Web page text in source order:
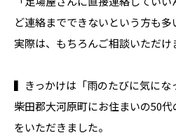
ど連絡までできないという方も多
実際は、もちろんご相談いただけ
▍きっかけは「雨のたびに気にな
柴田郡大河原町にお住まいの50
をいただきました。